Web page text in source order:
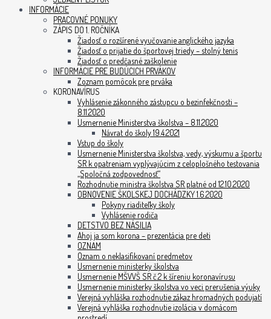
INFORMÁCIE
PRACOVNÉ PONUKY
ZÁPIS DO 1. ROČNÍKA
Žiadosť o rozšírené vyučovanie anglického jazyka
Žiadosť o prijatie do športovej triedy – stolný tenis
Žiadosť o predčasné zaškolenie
INFORMÁCIE PRE BUDÚCICH PRVÁKOV
Zoznam pomôcok pre prváka
KORONAVÍRUS
Vyhlásenie zákonného zástupcu o bezinfekčnosti –
8.11.2020
Usmernenie Ministerstva školstva – 8.11.2020
Návrat do školy 19.4.2021
Vstup do školy
Usmernenie Ministerstva školstva, vedy, výskumu a športu
SR k opatreniam vyplývajúcim z celoplošného testovania
„Spoločná zodpovednosť“
Rozhodnutie ministra školstva SR platné od 12.10.2020
OBNOVENIE ŠKOLSKEJ DOCHÁDZKY 1.6.2020
Pokyny riaditeľky školy
Vyhlásenie rodiča
DETSTVO BEZ NÁSILIA
Ahoj ja som korona – prezentácia pre deti
OZNAM
Oznam o neklasifikovaní predmetov
Usmernenie ministerky školstva
Usmernenie MŠVVŠ SR č.2 k šíreniu koronavírusu
Usmernenie ministerky školstva vo veci prerušenia výuky
Verejná vyhláška rozhodnutie zákaz hromadných podujatí
Verejná vyhláška rozhodnutie izolácia v domácom